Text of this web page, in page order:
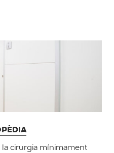
la cirurgia mínimament